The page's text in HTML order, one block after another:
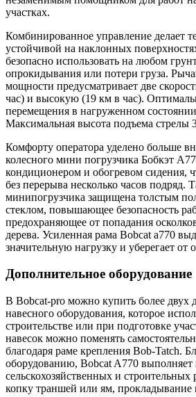
участках.
Комбинированное управление делает
устойчивой на наклонных
безопасно использовать на любом
опрокидывания или потери груза.
мощности предусматривает две
час) и высокую (19 км в час).
перемещения в нагруженном состоянии
Максимальная высота подъема стрелы
Комфорту оператора уделено больше
колесного мини погрузчика Бобкэт
кондиционером и обогревом сидения,
без перерыва несколько часов подряд.
минипогрузчика защищена толстым
стеклом, повышающее безопасность
предохраняющее от попадания
дерева. Усиленная рама Bobcat a770
значительную нагрузку и уберегает от
Дополнительное оборудование
В Bobcat-pro можно купить более двух
навесного оборудования, которое
строительстве или при подготовке
навесок можно поменять
благодаря раме крепления Bob-Tatch.
оборудованию, Bobcat A770
сельскохозяйственных и строительных
копку траншей или ям, прокладывание